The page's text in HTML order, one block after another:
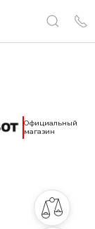
Официальный
магазин